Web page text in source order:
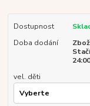
Dostupnost
Doba dodání
24:00
vel. děti